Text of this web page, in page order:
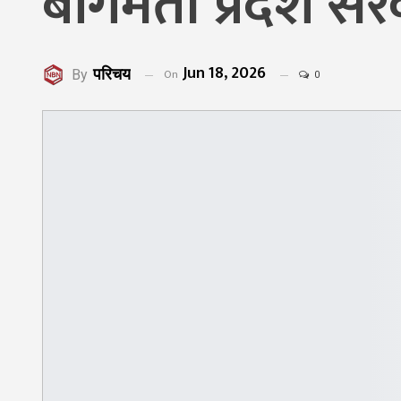
By परिचय On Jun 18, 2026 0